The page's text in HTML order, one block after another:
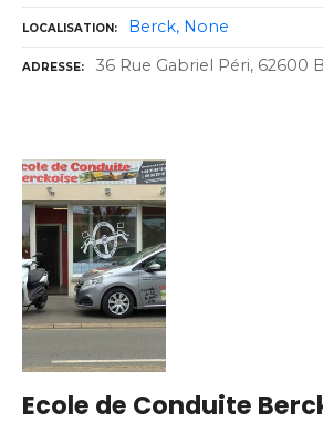
LOCALISATION Berck None
ADRESSE 36 Rue Gabriel Péri, 62600
Ecole de Conduite